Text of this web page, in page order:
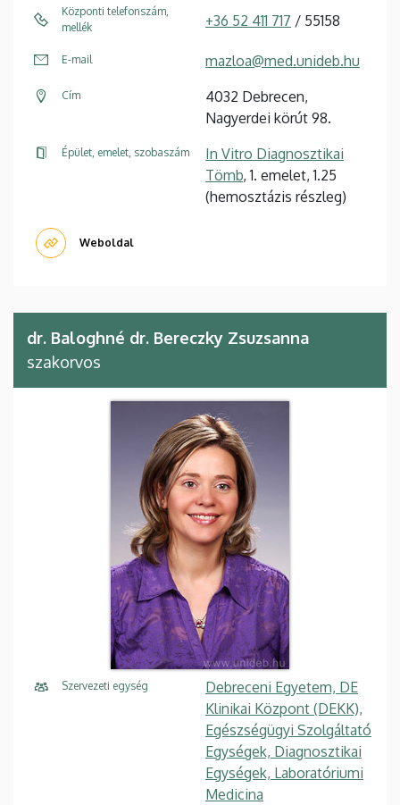
Központi telefonszám,
mellék
+36 52 411 717 / 55158
E-mail mazloa@med.unideb.hu
Cím
4032 Debrecen,
Nagyerdei körút 98.
Épület, emelet, szobaszám
In Vitro Diagnosztikai
Tömb, 1. emelet, 1.25
(hemosztázis részleg)
Weboldal
dr. Baloghné dr. Bereczky Zsuzsanna
szakorvos
Szervezeti egység
Debreceni Egyetem, DE
Klinikai Központ (DEKK),
Egészségügyi Szolgáltató
Egységek, Diagnosztikai
Egységek, Laboratóriumi
Medicina